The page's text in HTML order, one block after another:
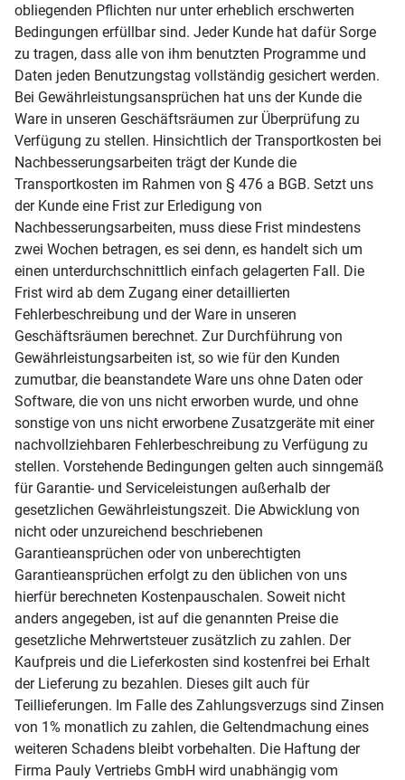
obliegenden Pflichten nur unter erheblich erschwerten
Bedingungen erfüllbar sind. Jeder Kunde hat dafür Sorge
zu tragen, dass alle von ihm benutzten Programme und
Daten jeden Benutzungstag vollständig gesichert werden.
Bei Gewährleistungsansprüchen hat uns der Kunde die
Ware in unseren Geschäftsräumen zur Überprüfung zu
Verfügung zu stellen. Hinsichtlich der Transportkosten bei
Nachbesserungsarbeiten trägt der Kunde die
Transportkosten im Rahmen von § 476 a BGB. Setzt uns
der Kunde eine Frist zur Erledigung von
Nachbesserungsarbeiten, muss diese Frist mindestens
zwei Wochen betragen, es sei denn, es handelt sich um
einen unterdurchschnittlich einfach gelagerten Fall. Die
Frist wird ab dem Zugang einer detaillierten
Fehlerbeschreibung und der Ware in unseren
Geschäftsräumen berechnet. Zur Durchführung von
Gewährleistungsarbeiten ist, so wie für den Kunden
zumutbar, die beanstandete Ware uns ohne Daten oder
Software, die von uns nicht erworben wurde, und ohne
sonstige von uns nicht erworbene Zusatzgeräte mit einer
nachvollziehbaren Fehlerbeschreibung zu Verfügung zu
stellen. Vorstehende Bedingungen gelten auch sinngemäß
für Garantie- und Serviceleistungen außerhalb der
gesetzlichen Gewährleistungszeit. Die Abwicklung von
nicht oder unzureichend beschriebenen
Garantieansprüchen oder von unberechtigten
Garantieansprüchen erfolgt zu den üblichen von uns
hierfür berechneten Kostenpauschalen. Soweit nicht
anders angegeben, ist auf die genannten Preise die
gesetzliche Mehrwertsteuer zusätzlich zu zahlen. Der
Kaufpreis und die Lieferkosten sind kostenfrei bei Erhalt
der Lieferung zu bezahlen. Dieses gilt auch für
Teillieferungen. Im Falle des Zahlungsverzugs sind Zinsen
von 1% monatlich zu zahlen, die Geltendmachung eines
weiteren Schadens bleibt vorbehalten. Die Haftung der
Firma Pauly Vertriebs GmbH wird unabhängig vom